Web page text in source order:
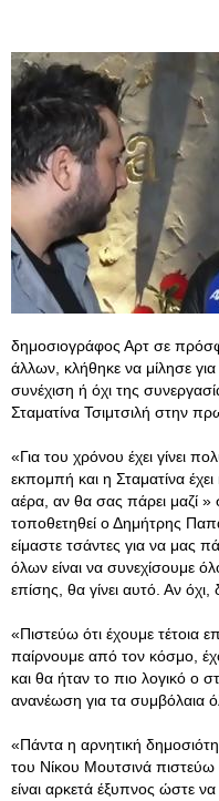
δημοσιογράφος Αρτ σε
άλλων, κλήθηκε να μίλησε
συνέχιση ή όχι της
Σταματίνα Τσιμτσιλή στην
«Για του χρόνου έχει γίνει
εκπομπή και η Σταματίνα
αέρα, αν θα σας πάρει μαζί »
τοποθετηθεί ο Δημήτρης
είμαστε τσάντες για να μας
όλων είναι να συνεχίσουμε
επίσης, θα γίνει αυτό. Αν
«Πιστεύω ότι έχουμε τέτοια
παίρνουμε από τον κόσμο,
και θα ήταν το πιο λογικό ο
ανανέωση για τα συμβόλαια
«Πάντα η αρνητική
του Νίκου Μουτσινά πιστεύω
είναι αρκετά έξυπνος ώστε